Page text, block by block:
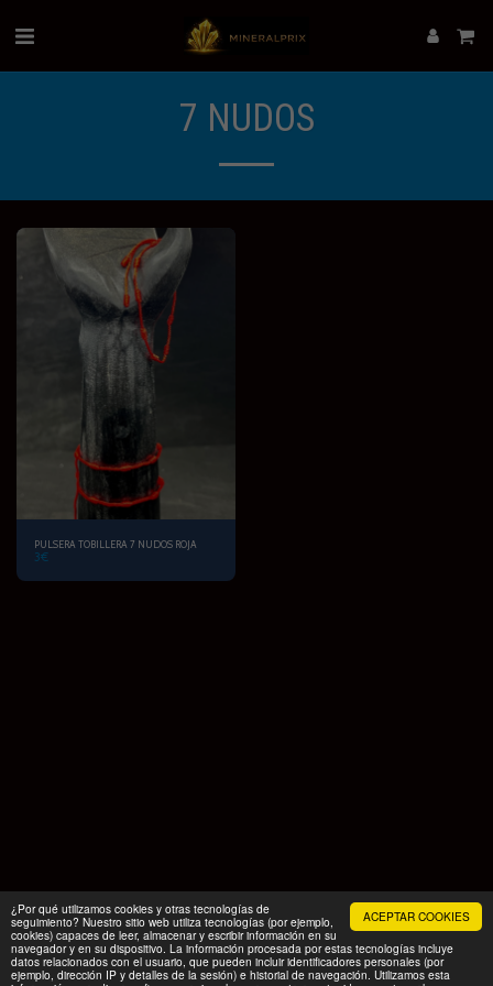
ACEPTAR COOKIES
¿Por qué utilizamos cookies y otras tecnologías de
seguimiento? Nuestro sitio web utiliza tecnologías (por ejemplo,
cookies) capaces de leer, almacenar y escribir información en su
navegador y en su dispositivo. La información procesada por estas tecnologías incluye
datos relacionados con el usuario, que pueden incluir identificadores personales (por
ejemplo, dirección IP y detalles de la sesión) e historial de navegación. Utilizamos esta
7 NUDOS
PULSERA TOBILLERA 7 NUDOS ROJA
3€
INICIO PRODUCTOS EXCURSION FAMILIAR Más